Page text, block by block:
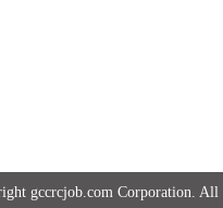
gccrcjob.com Corporation.